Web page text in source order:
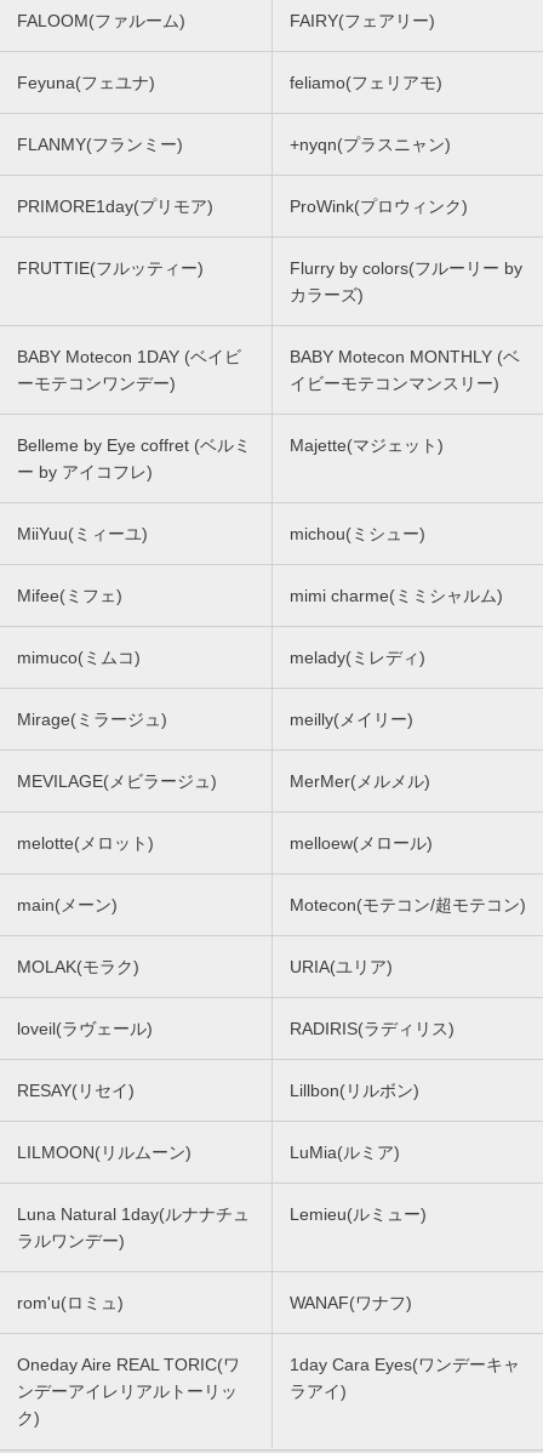
FALOOM(ファルーム) FAIRY(フェアリー)
Feyuna(フェユナ) feliamo(フェリアモ)
FLANMY(フランミー) +nyqn(プラスニャン)
PRIMORE1day(プリモア) ProWink(プロウィンク)
FRUTTIE(フルッティー)
Flurry by colors(フルーリー by
カラーズ)
BABY Motecon 1DAY (ベイビ
ーモテコンワンデー)
BABY Motecon MONTHLY (ベ
イビーモテコンマンスリー)
Belleme by Eye coffret (ベルミ
ー by アイコフレ)
Majette(マジェット)
MiiYuu(ミィーユ) michou(ミシュー)
Mifee(ミフェ) mimi charme(ミミシャルム)
mimuco(ミムコ) melady(ミレディ)
Mirage(ミラージュ) meilly(メイリー)
MEVILAGE(メビラージュ) MerMer(メルメル)
melotte(メロット) melloew(メロール)
main(メーン) Motecon(モテコン/超モテコン)
MOLAK(モラク) URIA(ユリア)
loveil(ラヴェール) RADIRIS(ラディリス)
RESAY(リセイ) Lillbon(リルボン)
LILMOON(リルムーン) LuMia(ルミア)
Luna Natural 1day(ルナナチュ
ラルワンデー)
Lemieu(ルミュー)
rom'u(ロミュ) WANAF(ワナフ)
Oneday Aire REAL TORIC(ワ
ンデーアイレリアルトーリッ
ク)
1day Cara Eyes(ワンデーキャ
ラアイ)